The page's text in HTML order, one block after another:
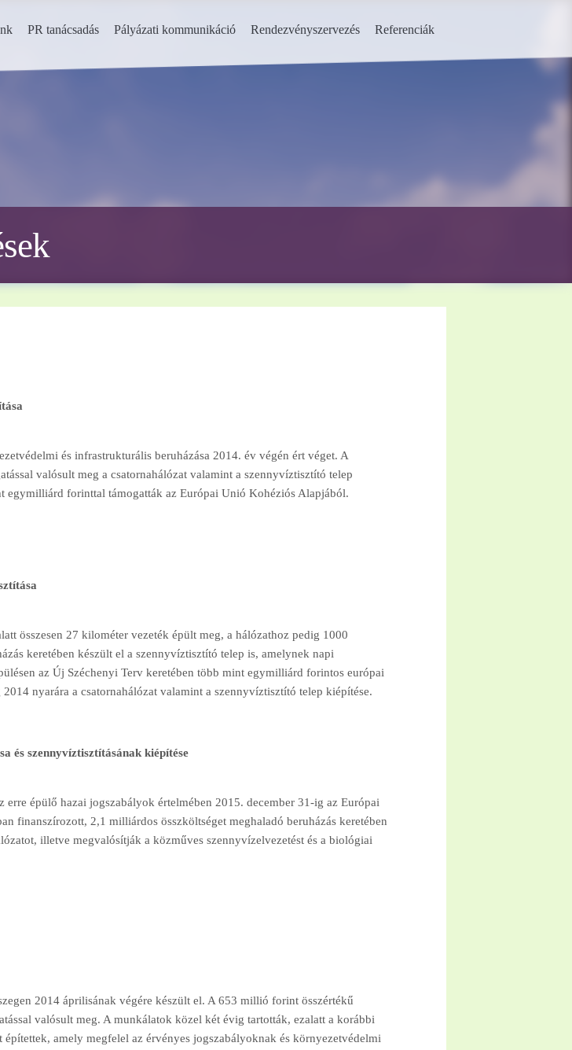
PR tanácsadás Pályázati kommunikáció Rendezvényszervezés Referenciák
és infrastrukturális beruházása 2014. év végén ért véget. A
valósult meg a csatornahálózat valamint a szennyvíztisztító telep
egymilliárd forinttal támogatták az Európai Unió Kohéziós Alapjából.
összesen 27 kilométer vezeték épült meg, a hálózathoz pedig 1000
keretében készült el a szennyvíztisztító telep is, amelynek napi
az Új Széchenyi Terv keretében több mint egymilliárd forintos európai
nyarára a csatornahálózat valamint a szennyvíztisztító telep kiépítése.
és szennyvíztisztításának kiépítése
erre épülő hazai jogszabályok értelmében 2015. december 31-ig az Európai
finanszírozott, 2,1 milliárdos összköltséget meghaladó beruházás keretében
illetve megvalósítják a közműves szennyvízelvezetést és a biológiai
2014 áprilisának végére készült el. A 653 millió forint összértékű
valósult meg. A munkálatok közel két évig tartották, ezalatt a korábbi
amely megfelel az érvényes jogszabályoknak és környezetvédelmi